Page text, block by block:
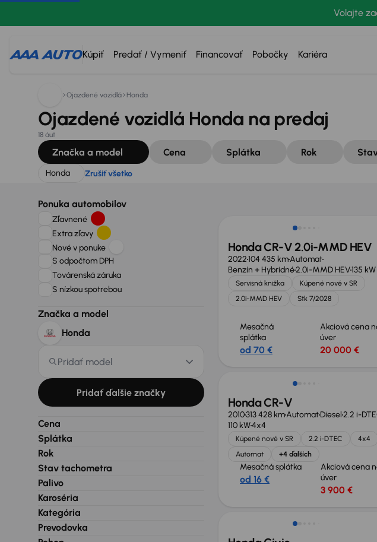
Volajte
Kúpiť Predať / Vymeniť Financovať Pobočky Kariéra
Hľadáte: Zrušiť všetko
Ojazdené vozidlá Honda
Ojazdené vozidlá Honda na predaj
18 áut
Značka a model Cena Splátka Rok
Honda Zrušiť všetko
Ponuka automobilov
Zľavnené
Extra zľavy
Nové v ponuke
S odpočtom DPH
Továrenská záruka
S nízkou spotrebou
Značka a model
Honda
Pridať model
Pridať ďalšie značky
Cena
Splátka
Rok
Stav tachometra
Palivo
Karoséria
Kategória
Prevodovka
Honda CR-V 2.0i-MMD HEV
2022104 435 kmAutomat
Benzín + Hybridné2.0i-MMD HEV135 kW
Servisná knižka
Kúpené nové v SR
2.0i-MMD HEV
Stk 7/2028
Mesačná
splátka
od 70 €
Akciová cena
úver
20 000 €
Honda CR-V
2010313 428 kmAutomatDiesel2.2 i-
110 kW4x4
Kúpené nové v SR 2.2 i-DTEC
4x4
Automat
+4 ďalších
Mesačná splátka
od 16 €
Akciová cena
úver
3 900 €